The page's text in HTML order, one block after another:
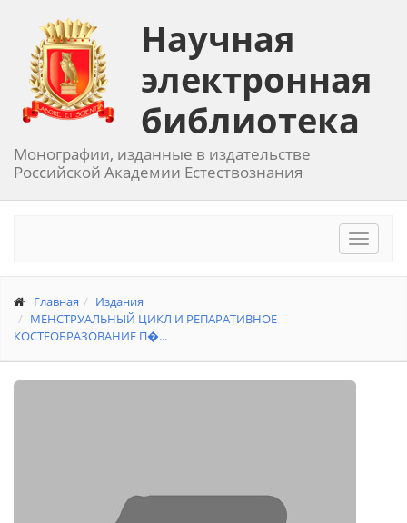
Научная
электронная
библиотека
Монографии, изданные в издательстве
Российской Академии Естествознания
Toggle
Главная
Издания
МЕНСТРУАЛЬНЫЙ ЦИКЛ И РЕПАРАТИВНОЕ
КОСТЕОБРАЗОВАНИЕ П�...